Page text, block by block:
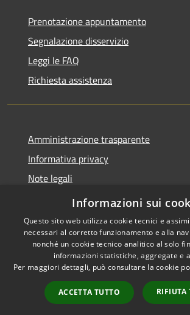
Prenotazione appuntamento
Segnalazione disservizio
Leggi le FAQ
Richiesta assistenza
Amministrazione trasparente
Informativa privacy
Note legali
Dichiarazione di accessibilità
Accessibilità
Copyright
San
Informazioni sui
Questo sito web utilizza cookie tecnici e
necessari al corretto funzionamento e alla
nonché un cookie tecnico analitico al solo
informazioni statistiche, aggregate e
Per maggiori dettagli, può consultare la cookie
ACCETTA TUTTO RIFIUTA